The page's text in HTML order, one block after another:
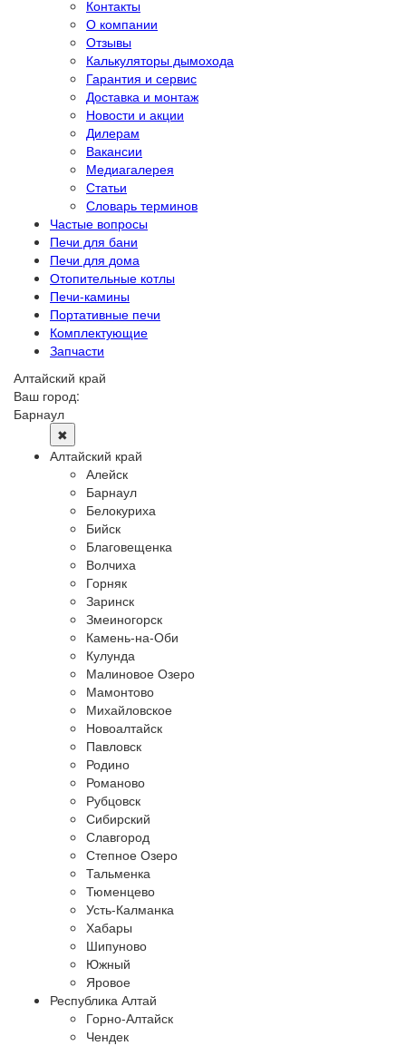
Контакты
О компании
Отзывы
Калькуляторы дымохода
Гарантия и сервис
Доставка и монтаж
Новости и акции
Дилерам
Вакансии
Медиагалерея
Статьи
Словарь терминов
Частые вопросы
Печи для бани
Печи для дома
Отопительные котлы
Печи-камины
Портативные печи
Комплектующие
Запчасти
Алтайский край
Ваш город:
Барнаул
✖
Алтайский край
Алейск
Барнаул
Белокуриха
Бийск
Благовещенка
Волчиха
Горняк
Заринск
Змеиногорск
Камень-на-Оби
Кулунда
Малиновое Озеро
Мамонтово
Михайловское
Новоалтайск
Павловск
Родино
Романово
Рубцовск
Сибирский
Славгород
Степное Озеро
Тальменка
Тюменцево
Усть-Калманка
Хабары
Шипуново
Южный
Яровое
Республика Алтай
Горно-Алтайск
Чендек